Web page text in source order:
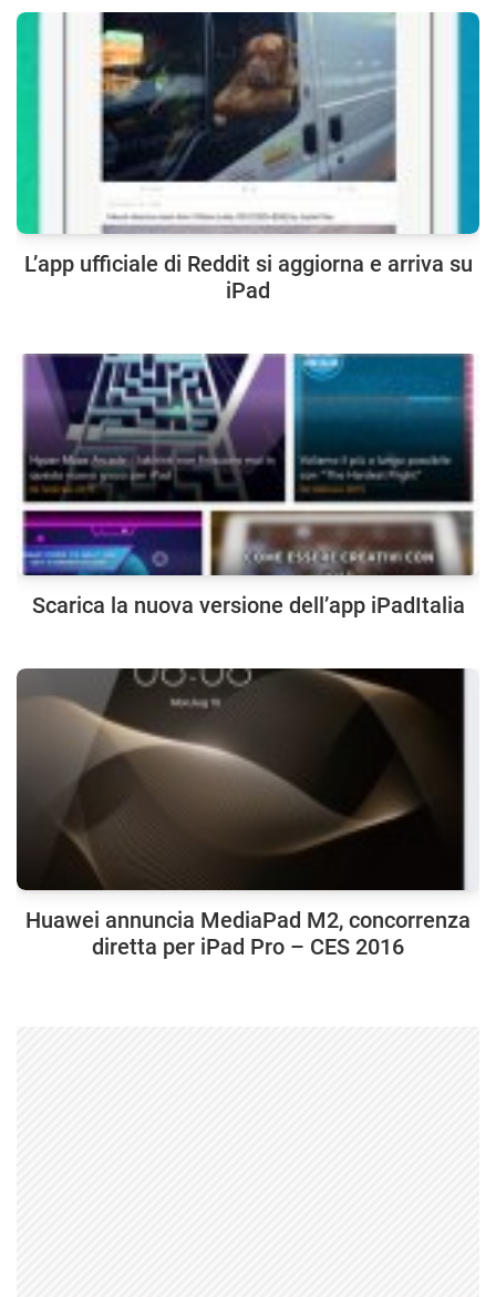
L’app ufficiale di Reddit si aggiorna e arriva su
iPad
Scarica la nuova versione dell’app iPadItalia
Huawei annuncia MediaPad M2, concorrenza
diretta per iPad Pro – CES 2016